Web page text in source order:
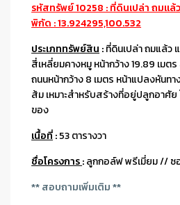
รหัสทรัพย์ 10258 : ที่ดินเปล่า ถมแ
พิกัด : 13.924295,100.532
ประเภททรัพย์สิน :ที่ดินเปล่า ถมแล้ว
สี่เหลี่ยมคางหมู หน้ากว้าง 19.89 เมตร
ถนนหน้ากว้าง 8 เมตร หน้าแปลงหันท
ส้ม เหมาะสำหรับสร้างที่อยู่ปลูกอาศั
ของ
เนื้อที่:53 ตารางวา
ชื่อโครงการ:ลูกกอล์ฟ พรีเมี่ยม // ซ
** สอบถามเพิ่มเติม **